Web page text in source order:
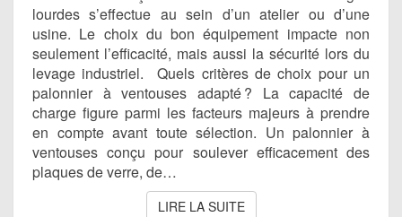
lourdes s’effectue au sein d’un atelier ou d’une
usine. Le choix du bon équipement impacte non
seulement l’efficacité, mais aussi la sécurité lors du
levage industriel. Quels critères de choix pour un
palonnier à ventouses adapté ? La capacité de
charge figure parmi les facteurs majeurs à prendre
en compte avant toute sélection. Un palonnier à
ventouses conçu pour soulever efficacement des
plaques de verre, de…
LIRE LA SUITELIRE LA SUITE